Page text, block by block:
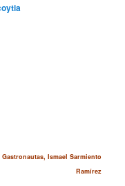
Ismael Sarmiento
Ramírez